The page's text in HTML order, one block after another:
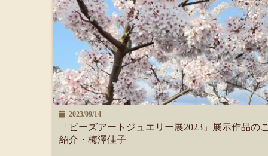
2023/09/14
「ビーズアートジュエリー展2023」展示作品の
紹介・梅澤佳子